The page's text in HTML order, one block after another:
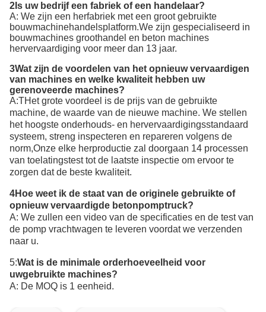
2Is uw bedrijf een fabriek of een handelaar?
A: We zijn een herfabriek met een groot gebruikte
bouwmachinehandelsplatform.We zijn gespecialiseerd in
bouwmachines groothandel en beton machines
hervervaardiging voor meer dan 13 jaar.
3Wat zijn de voordelen van het opnieuw vervaardigen
van machines en welke kwaliteit hebben uw
gerenoveerde machines?
A:THet grote voordeel is de prijs van de gebruikte
machine, de waarde van de nieuwe machine. We stellen
het hoogste onderhouds- en hervervaardigingsstandaard
systeem, streng inspecteren en repareren volgens de
norm,Onze elke herproductie zal doorgaan 14 processen
van toelatingstest tot de laatste inspectie om ervoor te
zorgen dat de beste kwaliteit.
4Hoe weet ik de staat van de originele gebruikte of
opnieuw vervaardigde betonpomptruck?
A: We zullen een video van de specificaties en de test van
de pomp vrachtwagen te leveren voordat we verzenden
naar u.
5:Wat is de minimale orderhoeveelheid voor
uwgebruikte machines?
A: De MOQ is 1 eenheid.